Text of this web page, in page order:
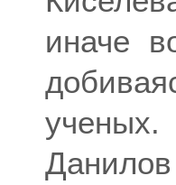
иначе
ученых.